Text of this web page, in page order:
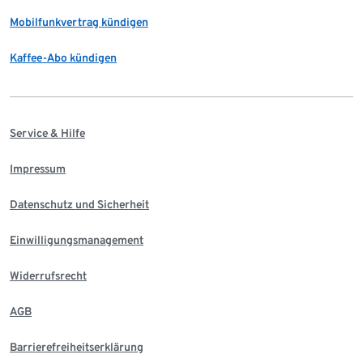
Mobilfunkvertrag kündigen
Kaffee-Abo kündigen
Service & Hilfe
Impressum
Datenschutz und Sicherheit
Einwilligungsmanagement
Widerrufsrecht
AGB
Barrierefreiheitserklärung